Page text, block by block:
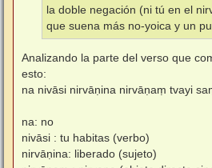
la doble negación (ni tú en el
que suena más no-yoica y un
Analizando la parte del verso que
esto:
na nivāsi nirvāṇina nirvāṇaṃ tvayi
na: no
nivāsi : tu habitas (verbo)
nirvāṇina: liberado (sujeto)